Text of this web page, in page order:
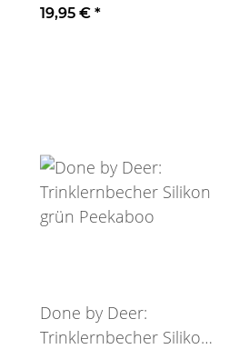
Kiddish 3-teilig grün
19,95 € *
Done by Deer:
Trinklernbecher Silikon